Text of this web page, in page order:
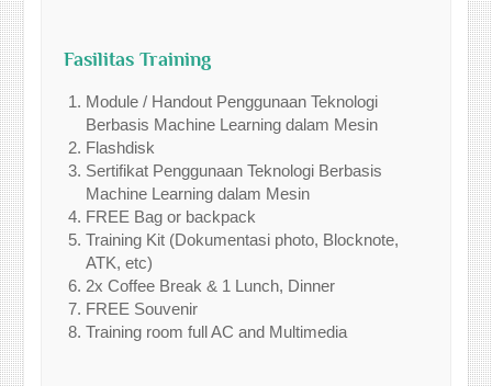
Fasilitas Training
Module / Handout Penggunaan Teknologi
Berbasis Machine Learning dalam Mesin
Flashdisk
Sertifikat Penggunaan Teknologi Berbasis
Machine Learning dalam Mesin
FREE Bag or backpack
Training Kit (Dokumentasi photo, Blocknote,
ATK, etc)
2x Coffee Break & 1 Lunch, Dinner
FREE Souvenir
Training room full AC and Multimedia